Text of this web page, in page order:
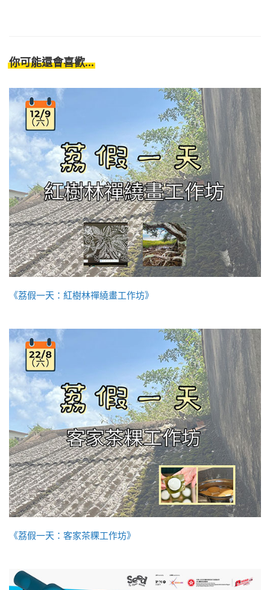
你可能還會喜歡...
《荔假一天：紅樹林禪繞畫工作坊》
《荔假一天：客家茶粿工作坊》